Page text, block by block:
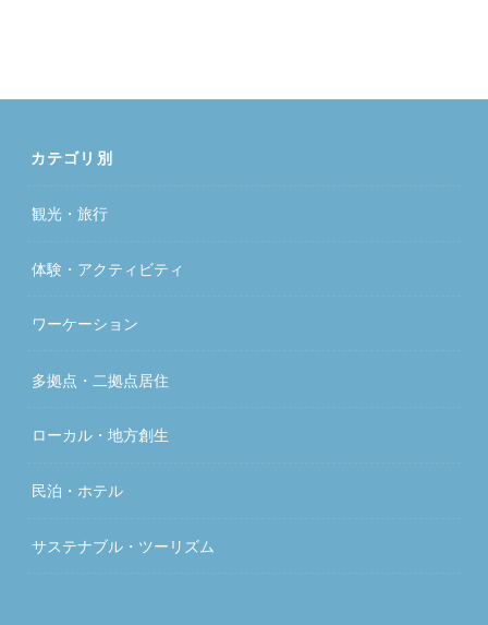
カテゴリ別
観光・旅行
体験・アクティビティ
ワーケーション
多拠点・二拠点居住
ローカル・地方創生
民泊・ホテル
サステナブル・ツーリズム